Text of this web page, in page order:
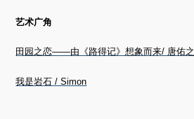
艺术广角
田园之恋——由《路得记》想象而来/ 唐佑之
我是岩石 / Simon